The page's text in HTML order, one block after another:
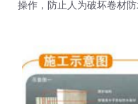
操作，防止人为破坏卷材防